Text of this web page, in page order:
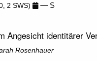
2 SWS) — S
Angesicht identitärer
Rosenhauer